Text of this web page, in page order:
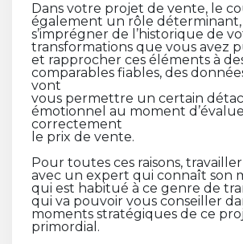
Dans votre projet de vente, le
également un rôle déterminant,
s’imprégner de l’historique de
transformations que vous avez
et rapprocher ces éléments à
comparables fiables, des
vont
vous permettre un certain
émotionnel au moment
correctement
le prix de vente.
Pour toutes ces raisons,
avec un expert qui connaît son
qui est habitué à ce genre de
qui va pouvoir vous conseiller
moments stratégiques de ce
primordial.